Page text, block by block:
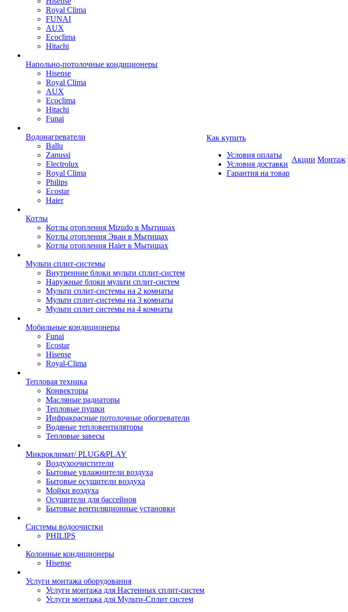
Royal Clima
FUNAI
AUX
Ecoclima
Hitachi
Напольно-потолочные кондиционеры
Hisense
Royal Clima
AUX
Ecoclima
Hitachi
Funai
Водонагреватели
Ballu
Zanussi
Electrolux
Royal Clima
Philips
Ecostar
Haier
Котлы
Котлы отопления Mizudo в Мытищах
Котлы отопления Эван в Мытищах
Котлы отопления Haier в Мытищах
Мульти сплит-системы
Внутренние блоки мульти сплит-систем
Наружные блоки мульти сплит-систем
Мульти сплит-системы на 2 комнаты
Мульти сплит-системы на 3 комнаты
Мульти сплит системы на 4 комнаты
Мобильные кондиционеры
Funai
Ecostar
Hisense
Royal-Clima
Тепловая техника
Конвекторы
Масляные радиаторы
Тепловые пушки
Инфракрасные потолочные обогреватели
Водяные тепловентиляторы
Тепловые завесы
Микроклимат/ PLUG&PLAY
Воздухоочистители
Бытовые увлажнители воздуха
Бытовые осушители воздуха
Мойки воздуха
Осушители для бассейнов
Бытовые вентиляционные установки
Системы водоочистки
PHILIPS
Колонные кондиционеры
Hisense
Услуги монтажа оборудования
Услуги монтажа для Настенных сплит-систем
Услуги монтажа для Мульти-Сплит систем
Как купить
Условия оплаты
Условия доставки
Гарантия на товар
Акции Монтаж